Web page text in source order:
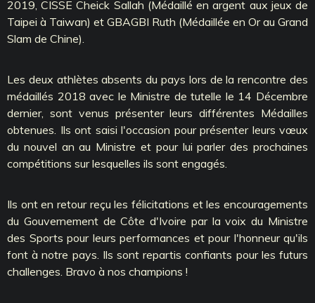
2019, CISSE Cheick Sallah (Médaillé en argent aux jeux de
Taipei à Taiwan) et GBAGBI Ruth (Médaillée en Or au Grand
Slam de Chine).
Les deux athlètes absents du pays lors de la rencontre des
médaillés 2018 avec le Ministre de tutelle le 14 Décembre
dernier, sont venus présenter leurs différentes Médailles
obtenues. Ils ont saisi l'occasion pour présenter leurs vœux
du nouvel an au Ministre et pour lui parler des prochaines
compétitions sur lesquelles ils sont engagés.
Ils ont en retour reçu les félicitations et les encouragements
du Gouvernement de Côte d'Ivoire par la voix du Ministre
des Sports pour leurs performances et pour l'honneur qu'ils
font à notre pays. Ils sont repartis confiants pour les futurs
challenges. Bravo à nos champions !